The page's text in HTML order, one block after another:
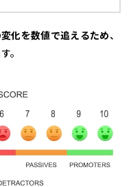
化を数値で追えるため、
。